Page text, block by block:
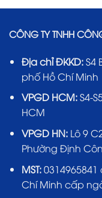
CÔNG TY TNHH
Địa chỉ ĐKKD:S4
phố Hồ Chí Minh
VPGD HCM:S4-
HCM
VPGD HN:Lô 9
Phường Định
MST:0314965841
Chí Minh cấp